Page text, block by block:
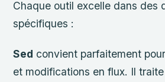
Chaque outil excelle dans des
spécifiques :
Sed convient parfaitement
et modifications en flux. Il